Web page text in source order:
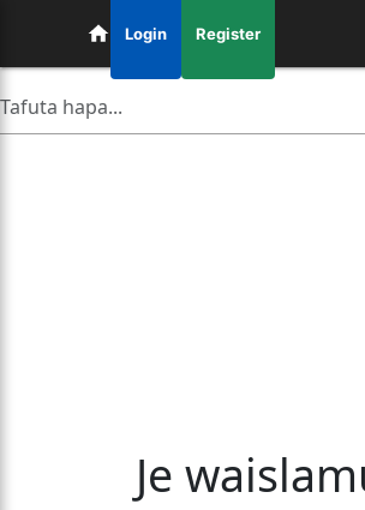
Login Register
Je